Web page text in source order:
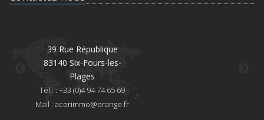
39 Rue République
83140 Six-Fours-les-
Plages
Tél : : +33 (0)4 94 74 65 69
Mail : acorimmo@orange.fr